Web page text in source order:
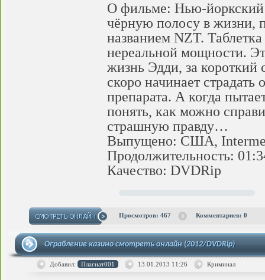
О фильме: Нью-йоркский
чёрную полосу в жизни,
названием NZT.
нереальной мощности.
жизнь Эдди, за короткий
скоро начинает
препарата. А когда
понять, как можно
страшную правду…
Выпущено: США,
Продолжительность:
Качество: DVDRip
Просмотров: 467 Комментариев: 0
Ограбление казино смотреть онлайн (2012/DVDRip)
Добавил: Плагиат001 13.01.2013 11:26 Криминал